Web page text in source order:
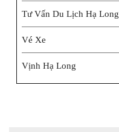
Tư Vấn Du Lịch Hạ Long
Vé Xe
Vịnh Hạ Long